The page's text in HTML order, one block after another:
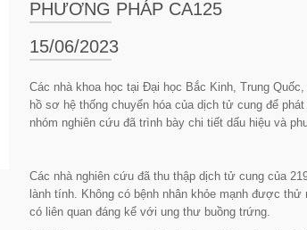
PHƯƠNG PHÁP CA125
15/06/2023
Các nhà khoa học tại Đại học Bắc Kinh, Trung
hồ sơ hệ thống chuyển hóa của dịch tử cung để
nhóm nghiên cứu đã trình bày chi tiết dấu hiệu và
Các nhà nghiên cứu đã thu thập dịch tử cung của
lành tính. Không có bệnh nhân khỏe mạnh được
có liên quan đáng kể với ung thư buồng trứng.